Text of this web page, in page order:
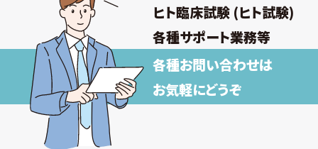
③ 福利厚生、教育研修、安全衛生管理
取得した個人情報について上記以外の目的外
利用を行わず、またそのための措置を講じます。
【保有個人データの安全管理のために講じた
措置】
当社では個人情報保護法に基づき、保有個人データ
の安全管理のために、以下の措置を講じています。
(ア) 個人情報保護方針の策定
ヒト臨床試験 (ヒト試験)
各種サポート業務等
各種お問い合わせは
お気軽にどうぞ